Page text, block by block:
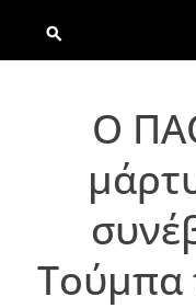
Ο
Τούμπα